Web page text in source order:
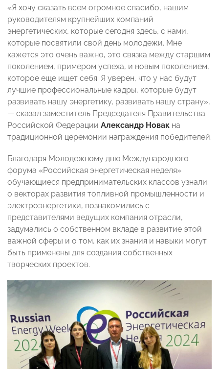
«Я хочу сказать всем огромное спасибо, нашим
руководителям крупнейших компаний
энергетических, которые сегодня здесь, с нами,
которые посвятили свой день молодежи. Мне
кажется это очень важно, это связка между старшим
поколением, примером успеха, и новым поколением,
которое еще ищет себя. Я уверен, что у нас будут
лучшие профессиональные кадры, которые будут
развивать нашу энергетику, развивать нашу страну»,
— сказал заместитель Председателя Правительства
Российской Федерации Александр Новак на
традиционной церемонии награждения победителей.
Благодаря Молодежному дню Международного
форума «Российская энергетическая неделя»
обучающиеся предпринимательских классов узнали
о векторах развития топливной промышленности и
электроэнергетики, познакомились с
представителями ведущих компания отрасли,
задумались о собственном вкладе в развитие этой
важной сферы и о том, как их знания и навыки могут
быть применены для создания собственных
творческих проектов.